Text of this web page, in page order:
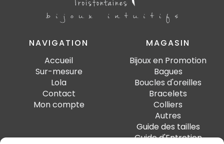
NAVIGATION
Accueil
Sur-mesure
Lola
Contact
Mon compte
MAGASIN
Bijoux en Promotion
Bagues
Boucles d'oreilles
Bracelets
Colliers
Autres
Guide des tailles
Guide d'Entretien